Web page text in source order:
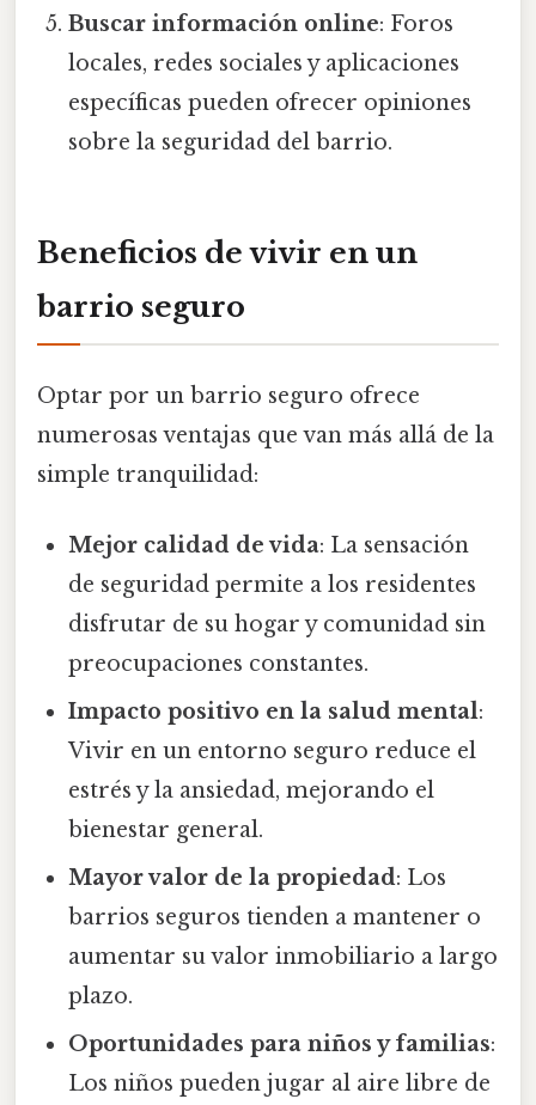
Buscar información online: Foros
locales, redes sociales y aplicaciones
específicas pueden ofrecer opiniones
sobre la seguridad del barrio.
Beneficios de vivir en un
barrio seguro
Optar por un barrio seguro ofrece
numerosas ventajas que van más allá de la
simple tranquilidad:
Mejor calidad de vida: La sensación
de seguridad permite a los residentes
disfrutar de su hogar y comunidad sin
preocupaciones constantes.
Impacto positivo en la salud mental:
Vivir en un entorno seguro reduce el
estrés y la ansiedad, mejorando el
bienestar general.
Mayor valor de la propiedad: Los
barrios seguros tienden a mantener o
aumentar su valor inmobiliario a largo
plazo.
Oportunidades para niños y familias:
Los niños pueden jugar al aire libre de